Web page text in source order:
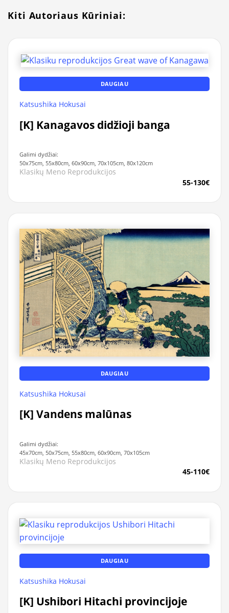
Kiti Autoriaus Kūriniai:
DAUGIAU
Katsushika Hokusai
[K] Kanagavos didžioji banga
Galimi dydžiai:
50x75cm, 55x80cm, 60x90cm, 70x105cm, 80x120cm
Klasikų Meno Reprodukcijos
55-130€
DAUGIAU
Katsushika Hokusai
[K] Vandens malūnas
Galimi dydžiai:
45x70cm, 50x75cm, 55x80cm, 60x90cm, 70x105cm
Klasikų Meno Reprodukcijos
45-110€
DAUGIAU
Katsushika Hokusai
[K] Ushibori Hitachi provincijoje